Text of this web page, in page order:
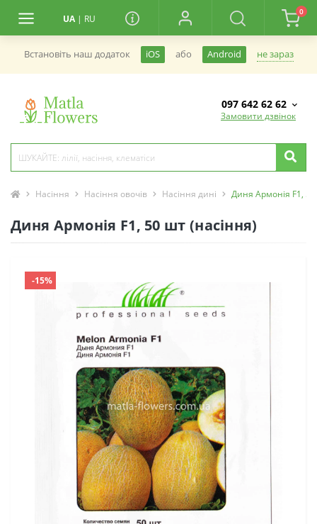
UA | RU
0
Встановiть наш додаток iOS або Android не зараз
097 642 62 62
Замовити дзвінок
Насіння Насіння овочів Насіння дині Диня Армонія F1,
Диня Армонія F1, 50 шт (насіння)
-15%